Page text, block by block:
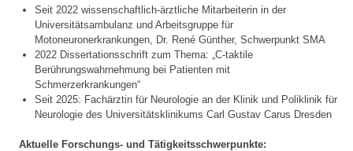
Seit 2022 wissenschaftlich-ärztliche Mitarbeiterin in der
Universitätsambulanz und Arbeitsgruppe für
Motoneuronerkrankungen, Dr. René Günther, Schwerpunkt SMA
2022 Dissertationsschrift zum Thema: „C-taktile
Berührungswahrnehmung bei Patienten mit
Schmerzerkrankungen“
Seit 2025: Fachärztin für Neurologie an der Klinik und Poliklinik für
Neurologie des Universitätsklinikums Carl Gustav Carus Dresden
Aktuelle Forschungs- und Tätigkeitsschwerpunkte: